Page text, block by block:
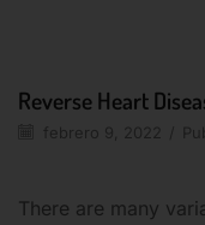
Reverse Heart
febrero 9, 2022
There are many